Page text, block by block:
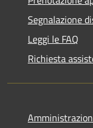
Segnalazione
Leggi le FAQ
Richiesta